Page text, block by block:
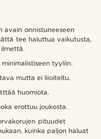
avain onnistuneeseen
tee haluttua vaikutusta,
tyyliin.
mutta ei liioiteltu.
huomiota.
erottuu joukosta.
pituudet
kuinka paljon haluat